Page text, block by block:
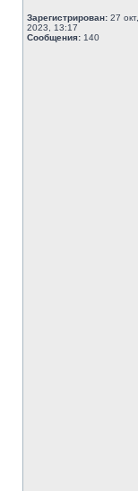
Зарегистрирован: 27 окт,
2023, 13:17
Сообщения: 140